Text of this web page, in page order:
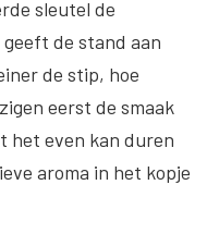
sleutel de
de stand aan
de stip, hoe
eerst de smaak
het even kan duren
aroma in het kopje